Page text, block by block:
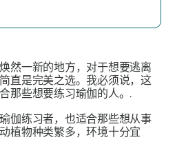
然一新的地方，对于想要逃离
直是完美之选。我必须说，这
那些想要练习瑜伽的人。.
伽练习者，也适合那些想从事
植物种类繁多，环境十分宜